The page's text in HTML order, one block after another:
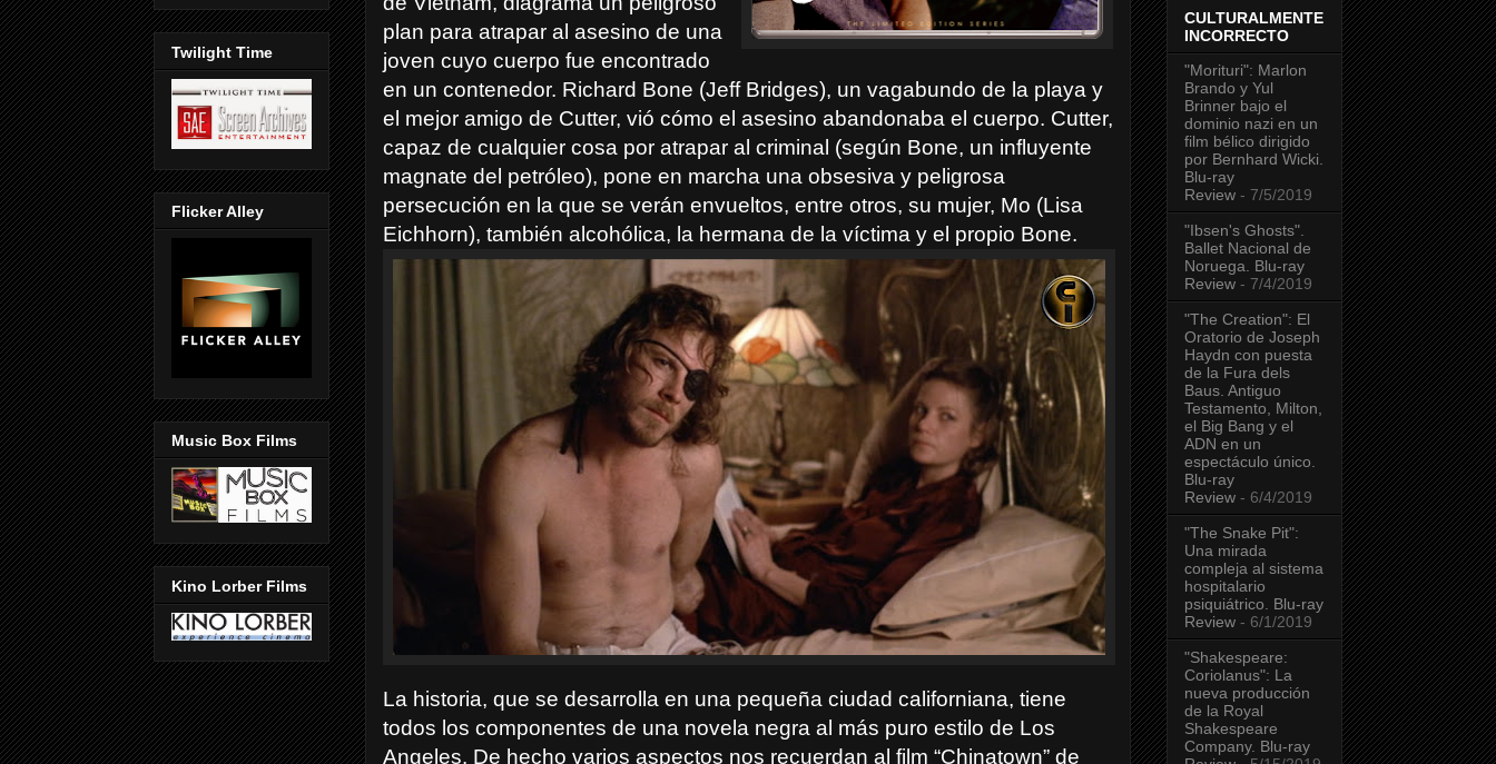
plan para atrapar al asesino de una
joven cuyo cuerpo fue encontrado
en un contenedor. Richard Bone (Jeff Bridges), un vagabundo de la playa y
el mejor amigo de Cutter, vió cómo el asesino abandonaba el cuerpo. Cutter,
capaz de cualquier cosa por atrapar al criminal (según Bone, un influyente
magnate del petróleo), pone en marcha una obsesiva y peligrosa
persecución en la que se verán envueltos, entre otros, su mujer, Mo (Lisa
Eichhorn), también alcohólica, la hermana de la víctima y el propio Bone.
La historia, que se desarrolla en una pequeña ciudad californiana, tiene
todos los componentes de una novela negra al más puro estilo de Los
Angeles. De hecho varios aspectos nos recuerdan al film “Chinatown” de
Twilight Time
Flicker Alley
Music Box Films
Kino Lorber Films
CULTURALMENTE
INCORRECTO
"Morituri": Marlon
Brando y Yul
Brinner bajo el
dominio nazi en un
film bélico dirigido
por Bernhard Wicki.
Blu-ray
Review - 7/5/2019
"Ibsen's Ghosts".
Ballet Nacional de
Noruega. Blu-ray
Review - 7/4/2019
"The Creation": El
Oratorio de Joseph
Haydn con puesta
de la Fura dels
Baus. Antiguo
Testamento, Milton,
el Big Bang y el
ADN en un
espectáculo único.
Blu-ray
Review - 6/4/2019
"The Snake Pit":
Una mirada
compleja al sistema
hospitalario
psiquiátrico. Blu-ray
Review - 6/1/2019
"Shakespeare:
Coriolanus": La
nueva producción
de la Royal
Shakespeare
Company. Blu-ray